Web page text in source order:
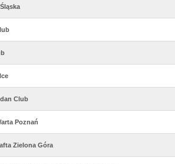
Club
Poznań
Zielona Góra